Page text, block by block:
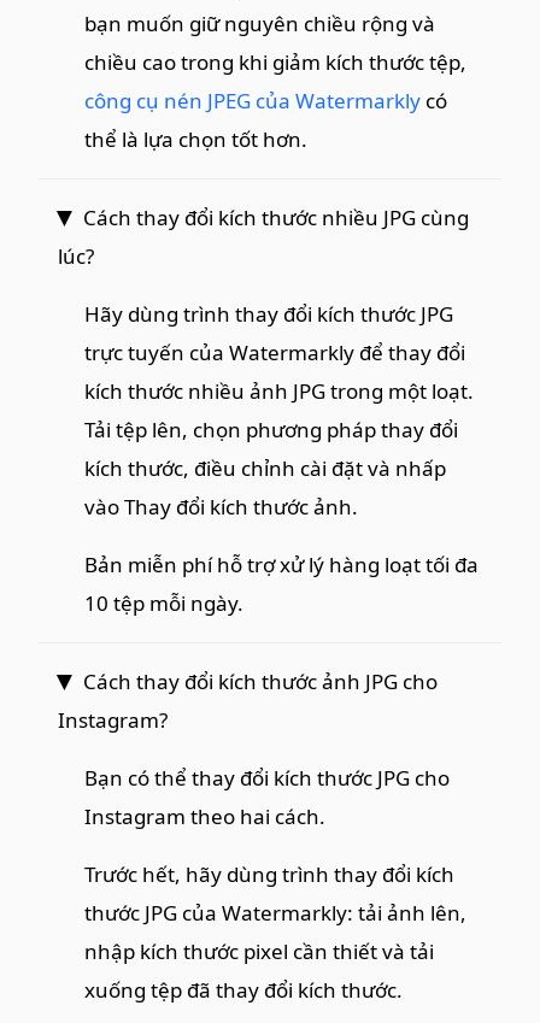
bạn muốn giữ nguyên chiều rộng và
chiều cao trong khi giảm kích thước tệp,
công cụ nén JPEG của Watermarkly có
thể là lựa chọn tốt hơn.
Cách thay đổi kích thước nhiều JPG cùng
lúc?
Hãy dùng trình thay đổi kích thước JPG
trực tuyến của Watermarkly để thay đổi
kích thước nhiều ảnh JPG trong một loạt.
Tải tệp lên, chọn phương pháp thay đổi
kích thước, điều chỉnh cài đặt và nhấp
vào Thay đổi kích thước ảnh.
Bản miễn phí hỗ trợ xử lý hàng loạt tối đa
10 tệp mỗi ngày.
Cách thay đổi kích thước ảnh JPG cho
Instagram?
Bạn có thể thay đổi kích thước JPG cho
Instagram theo hai cách.
Trước hết, hãy dùng trình thay đổi kích
thước JPG của Watermarkly: tải ảnh lên,
nhập kích thước pixel cần thiết và tải
xuống tệp đã thay đổi kích thước.